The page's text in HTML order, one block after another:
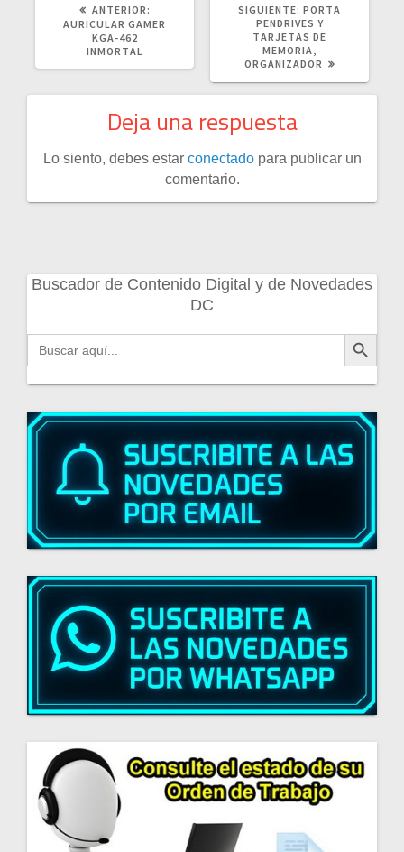
ANTERIOR:
ANTERIOR:
AURICULAR GAMER
KGA-462
INMORTAL
SIGUIENTE: SIGUIENTE
POST:
PORTA
PENDRIVES Y
TARJETAS DE
MEMORIA,
ORGANIZADOR
Deja una respuesta
Lo siento, debes estar conectadopara publicar un
comentario.
Buscador de Contenido Digital y de Novedades
DC
Buscar: Botón de búsqueda